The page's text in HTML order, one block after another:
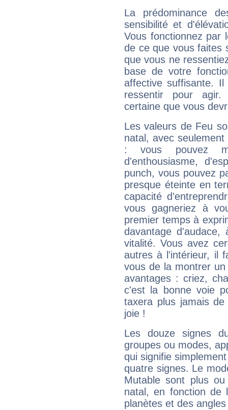
La prédominance
sensibilité et
Vous fonctionnez
de ce que vous faites
que vous ne
base de votre
affective suffisante.
ressentir pour agir.
certaine que vous
Les valeurs de Feu
natal, avec
: vous pouvez
d'enthousiasme,
punch, vous pouvez
presque éteinte en
capacité
vous gagneriez à
premier temps à
davantage
vitalité. Vous avez
autres à l'intérieur, il
vous de la montrer
avantages : criez,
c'est la bonne voie
taxera plus jamais
joie !
Les douze signes
groupes ou modes,
qui signifie
quatre signes. Le
Mutable sont plus
natal, en fonction de
planètes et des